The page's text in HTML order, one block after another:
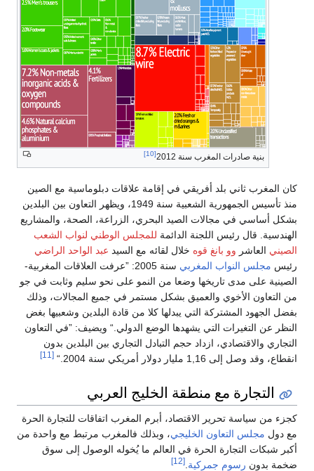
بنية صادرات المغرب سنة 2012 [10]
كان المغرب ثاني بلد أفريقي في إقامة علاقات دبلوماسية مع الصين
منذ تأسيس الجمهورية الشعبية سنة 1949، ويظهر التعاون بين البلدين
بشكل أساسي في مجالات الصيد البحري، الزراعة، الصحة، والمشاريع
الهندسية. قال رئيس اللجنة الدائمة للمجلس الوطني لنواب الشعب
الصيني العاشر وو بانغ قوه خلال لقائه مع السيد عبد الواحد الراضي
رئيس مجلس النواب المغربي
سنة 2005: ”عرفت العلاقات المغربية-
الصينية على مدى تاريخها وضعا من النمو على نحو سليم وثابت في جو
من التعاون الأخوي والعميق بشكل مستمر في جميع المجالات، وذلك
بفضل الجهود المشتركة التي يبدلها كلا من قادة البلدين وشعبيها بغض
النظر عن التغيرات التي يشهدها الوضع الدولي.“ ويضيف: ”في التعاون
التجاري والاقتصادي، ازداد حجم التبادل التجاري بين البلدين بدون
انقطاع، وقد وصل إلى 1,16 مليار دولار أمريكي سنة 2004.“
[11]
التجارة مع منطقة الخليج العربي
كجزء من سياسة تحرير الاقتصاد، أبرم المغرب اتفاقات للتجارة الحرة
مع دول مجلس التعاون الخليجي، وبذلك فالمغرب مرتبط مع واحدة من
أكبر شبكات التجارة الحرة في العالم ما يُخوله الوصول إلى سوق
ضخمة بدون رسوم جمركية [12]